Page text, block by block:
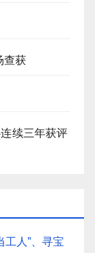
查获
续三年获评
工人”、寻宝